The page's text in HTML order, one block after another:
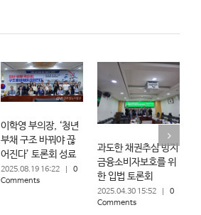
이학영 부의장, ‘청년
부채 구조 바꿔야 끊
어진다’ 토론회 성료
2025.08.19 16:22
0
Comments
과도한 채권추심 방지
금융소비자보호를 위
한 입법 토론회
2025.04.30 15:52
0
Comments